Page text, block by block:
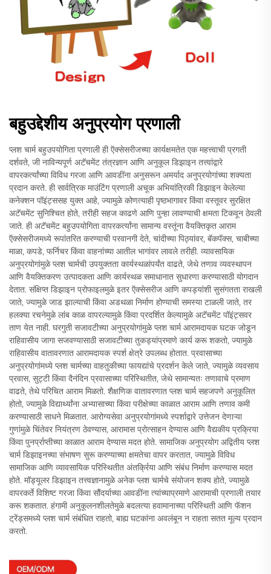
बहुउद्देशीय अनुप्रयोग प्रणाली
प्लश चार्म बहुउपयोगिता प्रणाली ही ऍक्सेसरीजच्या कार्यक्षमतेत एक महत्त्वाची प्रगती
दर्शवते, जी नाविन्यपूर्ण अटॅचमेंट तंत्रज्ञान आणि अनुकूल डिझाइन तत्त्वांद्वारे
वापरकर्त्यांच्या विविध गरजा आणि आवडींना अनुसरून अमर्याद अनुप्रयोगांच्या शक्यता
प्रदान करते. ही सार्वत्रिक माउंटिंग प्रणाली अचूक अभियांत्रिकी डिझाइन केलेल्या
कनेक्शन पॉइंट्ससह युक्त आहे, ज्यामुळे कोणत्याही पृष्ठभागावर किंवा वस्तूवर सुरक्षित
अटॅचमेंट सुनिश्चित होते, तरीही सहज काढणे आणि पुन्हा लावण्याची क्षमता टिकवून ठेवली
जाते. ही अटॅचमेंट बहुउपयोगिता वापरकर्त्यांना सामान्य वस्तूंना वैयक्तिकृत आराम
ऍक्सेसरीजमध्ये रूपांतरित करण्याची परवानगी देते, चांदीच्या पिठ्यांवर, बॅकपॅक्स, चाबीच्या
माळा, कपडे, फर्निचर किंवा वाहनांच्या आतील भागांवर लावले तरीही. व्यावसायिक
अनुप्रयोगांमुळे प्लश चार्मची उपयुक्तता कार्यस्थळांपर्यंत वाढते, जेथे तणाव व्यवस्थापन
आणि वैयक्तिकरण उत्पादकता आणि कार्यस्थळ समाधानात सुधारणा करण्यासाठी योगदान
देतात. संक्षिप्त डिझाइन प्रोफाइलमुळे इतर ऍक्सेसरीज आणि कपड्यांशी सुसंगतता राखली
जाते, ज्यामुळे जाड झाल्याची किंवा अडथळा निर्माण होण्याची समस्या टाळली जाते, तर
हलक्या रचनेमुळे लांब काळ वापरल्यामुळे किंवा प्रदर्शित केल्यामुळे अटॅचमेंट पॉइंट्सवर
ताण येत नाही. घरगुती सजावटीच्या अनुप्रयोगांमुळे प्लश चार्म आरामदायक घटक जोडून
राहिवासीय जागा सजवण्यासाठी सजावटीच्या तुकड्यांप्रमाणे कार्य करू शकतो, ज्यामुळे
राहिवासीय वातावरणात आरामदायक स्पर्श क्षेत्रे उपलब्ध होतात. प्रवासाच्या
अनुप्रयोगांमध्ये प्लश चार्मच्या वाहतुकीच्या फायद्यांचे प्रदर्शन केले जाते, ज्यामुळे व्यवसाय
प्रवास, सुट्टी किंवा दैनंदिन प्रवासाच्या परिस्थितीत, जेथे सामान्यतः तणावाचे प्रमाण
वाढते, तेथे परिचित आराम मिळतो. शैक्षणिक वातावरणात प्लश चार्म सहजपणे अनुकूलित
होतो, ज्यामुळे विद्यार्थ्यांना अभ्यासाच्या किंवा परीक्षेच्या काळात आराम आणि तणाव कमी
करण्यासाठी साधने मिळतात. आरोग्यसेवा अनुप्रयोगांमध्ये स्पर्शाद्वारे उत्तेजन देणाऱ्या
गुणांमुळे चिंतेवर नियंत्रण ठेवण्यास, आरामास प्रोत्साहन देण्यास आणि वैद्यकीय प्रक्रिया
किंवा पुनर्प्राप्तीच्या काळात आराम देण्यास मदत होते. सामाजिक अनुप्रयोग अद्वितीय प्लश
चार्म डिझाइनच्या संभाषण सुरू करण्याच्या क्षमतेचा वापर करतात, ज्यामुळे विविध
सामाजिक आणि व्यावसायिक परिस्थितीत अंतर्क्रिया आणि संबंध निर्माण करण्यास मदत
होते. मॉड्यूलर डिझाइन तत्त्वज्ञानामुळे अनेक प्लश चार्मचे संयोजन शक्य होते, ज्यामुळे
वापरकर्ते विशिष्ट गरजा किंवा सौंदर्याच्या आवडींना त्यांच्याप्रमाणे आरामाची प्रणाली तयार
करू शकतात. हंगामी अनुकूलनशीलतेमुळे बदलत्या हवामानाच्या परिस्थिती आणि फॅशन
ट्रेंड्समध्ये प्लश चार्म संबंधित राहतो, बाह्य घटकांना अवलंबून न राहता सतत मूल्य प्रदान
करतो.